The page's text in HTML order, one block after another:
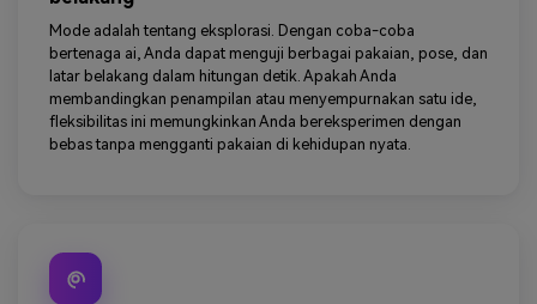
Mode adalah tentang eksplorasi. Dengan coba-coba
bertenaga ai, Anda dapat menguji berbagai pakaian, pose, dan
latar belakang dalam hitungan detik. Apakah Anda
membandingkan penampilan atau menyempurnakan satu ide,
fleksibilitas ini memungkinkan Anda bereksperimen dengan
bebas tanpa mengganti pakaian di kehidupan nyata.